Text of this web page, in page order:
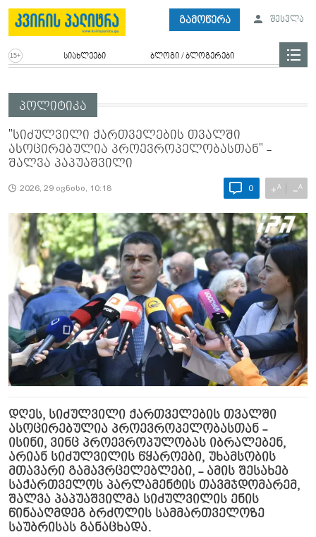
გამოწერა შესვლა
სიახლეები ბლოგი / ბლოგერები
პოლიტიკა
"სიძულვილი ქართველების თვალში
ასოცირებულია პროევროპელობასთან" -
შალვა პაპუაშვილი
2026, 29 ივნისი, 10:18 0 +A −A
დღეს, სიძულვილი ქართველების თვალში
ასოცირებულია პროევროპელობასთან -
ისინი, ვინც პროევროპულობას იბრალებენ,
არიან სიძულვილის წყაროები, უხამსობის
მთავარი გამავრცელებლები, - ამის შესახებ
საქართველოს პარლამენტის თავმჯდომარემ,
შალვა პაპუაშვილმა სიძულვილის ენის
წინააღმდეგ ბრძოლის სამმართველოზე
საუბრისას განაცხადა.